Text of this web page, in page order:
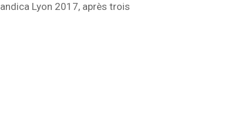
Lyon 2017, après trois